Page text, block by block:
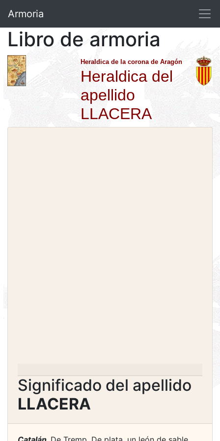
Armoria
Libro de armoria
Heraldica de la corona de Aragón
Heraldica del
apellido
LLACERA
Significado del apellido
LLACERA